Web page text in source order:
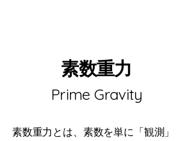
素数重力
Prime Gravity
素数重力とは、素数を単に「観測」